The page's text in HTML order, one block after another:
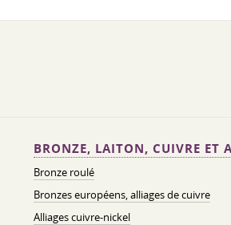
BRONZE, LAITON, CUIVRE ET
Bronze roulé
Bronzes européens, alliages de cuivre
Alliages cuivre-nickel